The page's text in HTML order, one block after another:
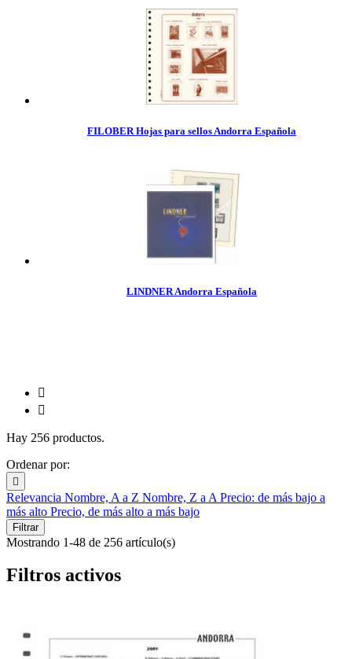
FILOBER Hojas para sellos Andorra Española
LINDNER Andorra Española


Hay 256 productos.
Ordenar por:

Relevancia Nombre, A a Z Nombre, Z a A Precio: de más bajo a
más alto Precio, de más alto a más bajo
Filtrar
Mostrando 1-48 de 256 artículo(s)
Filtros activos